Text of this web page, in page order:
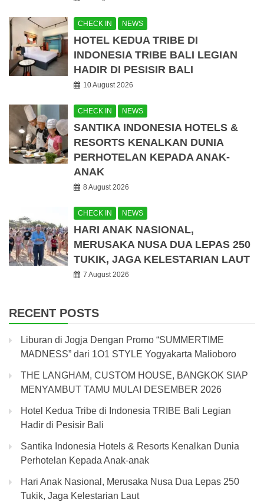
CHECK IN NEWS
HOTEL KEDUA TRIBE DI
INDONESIA TRIBE BALI LEGIAN
HADIR DI PESISIR BALI
10 August 2026
CHECK IN NEWS
SANTIKA INDONESIA HOTELS &
RESORTS KENALKAN DUNIA
PERHOTELAN KEPADA ANAK-
ANAK
8 August 2026
CHECK IN NEWS
HARI ANAK NASIONAL,
MERUSAKA NUSA DUA LEPAS 250
TUKIK, JAGA KELESTARIAN LAUT
7 August 2026
RECENT POSTS
Liburan di Jogja Dengan Promo “SUMMERTIME
MADNESS” dari 1O1 STYLE Yogyakarta Malioboro
THE LANGHAM, CUSTOM HOUSE, BANGKOK SIAP
MENYAMBUT TAMU MULAI DESEMBER 2026
Hotel Kedua Tribe di Indonesia TRIBE Bali Legian
Hadir di Pesisir Bali
Santika Indonesia Hotels & Resorts Kenalkan Dunia
Perhotelan Kepada Anak-anak
Hari Anak Nasional, Merusaka Nusa Dua Lepas 250
Tukik, Jaga Kelestarian Laut